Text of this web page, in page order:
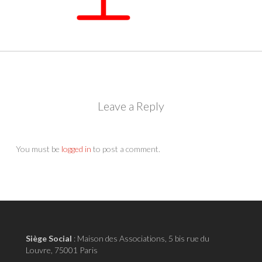
Leave a Reply
You must be logged in to post a comment.
Siège Social : Maison des Associations, 5 bis rue du
Louvre, 75001 Paris